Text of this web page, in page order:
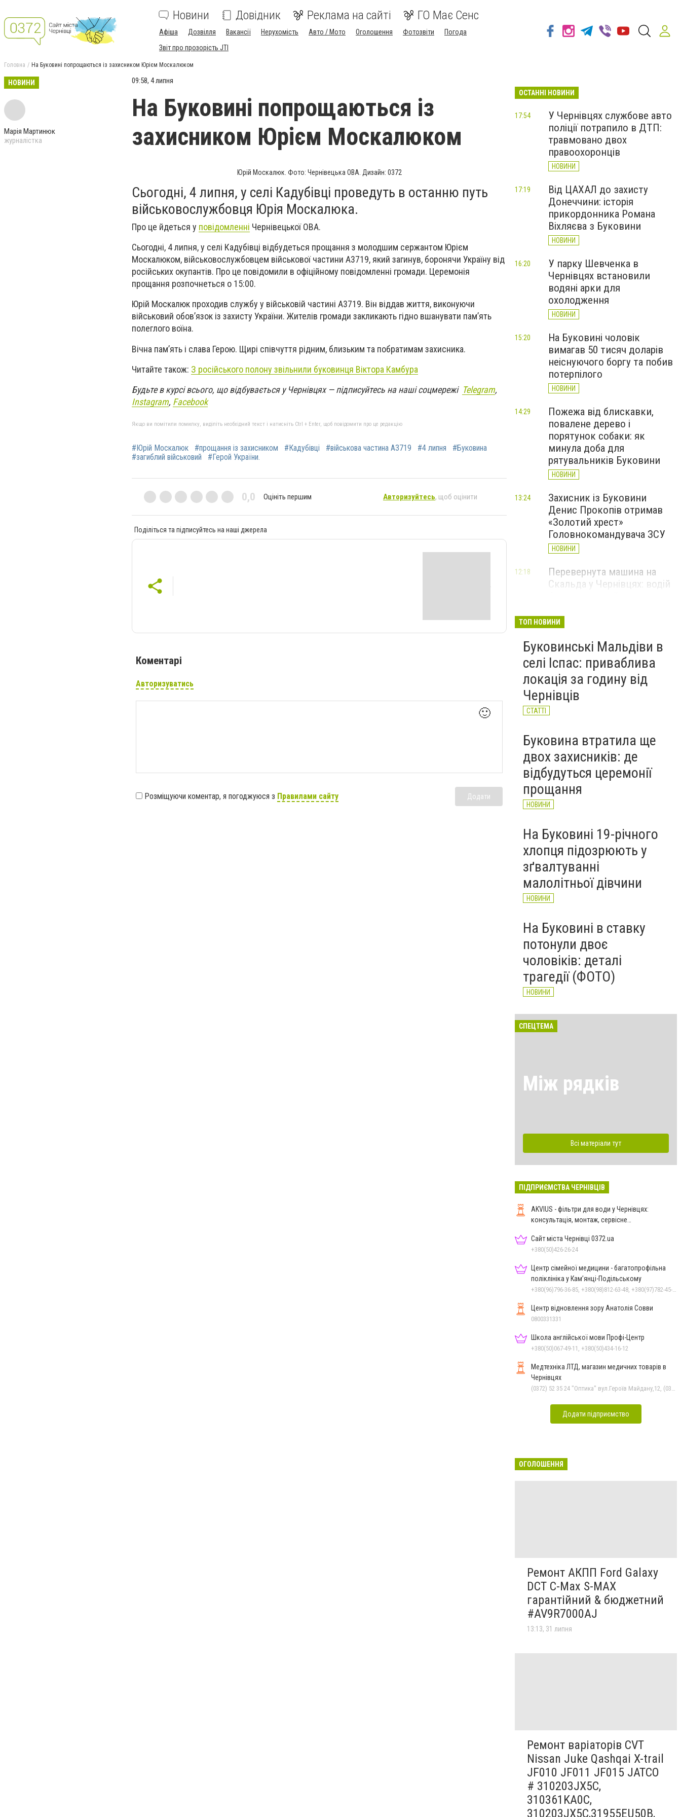
Новини Довідник Реклама на сайті ГО Має Сенс
Афіша Дозвілля Вакансії Нерухомість Авто / Мото Оголошення Фотозвіти
Погода
Звіт про прозорість JTI
Головна На Буковині попрощаються із захисником Юрієм Москалюком
НОВИНИ
Марія Мартинюк
журналістка
09:58, 4 липня
На Буковині попрощаються із
захисником Юрієм Москалюком
Юрій Москалюк. Фото: Чернівецька ОВА. Дизайн: 0372
Сьогодні, 4 липня, у селі Кадубівці проведуть в останню путь
військовослужбовця Юрія Москалюка.
Про це йдеться у повідомленні Чернівецької ОВА.
Сьогодні, 4 липня, у селі Кадубівці відбудеться прощання з молодшим сержантом Юрієм
Москалюком, військовослужбовцем військової частини А3719, який загинув, боронячи Україну від
російських окупантів. Про це повідомили в офіційному повідомленні громади. Церемонія
прощання розпочнеться о 15:00.
Юрій Москалюк проходив службу у військовій частині А3719. Він віддав життя, виконуючи
військовий обов’язок із захисту України. Жителів громади закликають гідно вшанувати пам’ять
полеглого воїна.
Вічна пам’ять і слава Герою. Щирі співчуття рідним, близьким та побратимам захисника.
Читайте також: З російського полону звільнили буковинця Віктора Камбура
Будьте в курсі всього, що відбувається у Чернівцях — підписуйтесь на наші соцмережі Telegram,
Instagram, Facebook
Якщо ви помітили помилку, виділіть необхідний текст і натисніть Ctrl + Enter, щоб повідомити про це редакцію
#Юрій Москалюк #прощання із захисником #Кадубівці #військова частина А3719 #4 липня
#Буковина
#загиблий військовий
#Герой України.
0,0 Оцініть першим Авторизуйтесь, щоб оцінити
Поділіться та підписуйтесь на наші джерела
Коментарі
Авторизуватись
🙂
Розміщуючи коментар, я погоджуюся з Правилами сайту Додати
ОСТАННІ НОВИНИ
У Чернівцях службове авто
поліції потрапило в ДТП:
травмовано двох
правоохоронців
НОВИНИ
17:54
Від ЦАХАЛ до захисту
Донеччини: історія
прикордонника Романа
Віхляєва з Буковини
НОВИНИ
17:19
У парку Шевченка в
Чернівцях встановили
водяні арки для
охолодження
НОВИНИ
16:20
На Буковині чоловік
вимагав 50 тисяч доларів
неіснуючого боргу та побив
потерпілого
НОВИНИ
15:20
Пожежа від блискавки,
повалене дерево і
порятунок собаки: як
минула доба для
рятувальників Буковини
НОВИНИ
14:29
Захисник із Буковини
Денис Прокопів отримав
«Золотий хрест»
Головнокомандувача ЗСУ
НОВИНИ
13:24
Перевернута машина на
Скальда у Чернівцях: водій
12:18
зафіксували новий
історичний температурний
максимум
НОВИНИ
ТОП НОВИНИ
Буковинські Мальдіви в
селі Іспас: приваблива
локація за годину від
Чернівців
СТАТТІ
Буковина втратила ще
двох захисників: де
відбудуться церемонії
прощання
НОВИНИ
На Буковині 19-річного
хлопця підозрюють у
зґвалтуванні
малолітньої дівчини
НОВИНИ
На Буковині в ставку
потонули двоє
чоловіків: деталі
трагедії (ФОТО)
НОВИНИ
СПЕЦТЕМА
Між рядків
Всі матеріали тут
ПІДПРИЄМСТВА ЧЕРНІВЦІВ
AKVIUS - фільтри для води у Чернівцях:
консультація, монтаж, сервісне
Сайт міста Чернівці 0372.ua
+380(50)426-26-24
Центр сімейної медицини - багатопрофільна
поліклініка у Кам’янці-Подільському
Центр відновлення зору Анатолія Совви
0800331331
Школа англійської мови Профі-Центр
+380(50)067-49-11, +380(50)434-16-12
Медтехніка ЛТД, магазин медичних товарів в
Чернівцях
Додати підприємство
ОГОЛОШЕННЯ
Ремонт АКПП Ford Galaxy
DCT C-Max S-MAX
гарантійний & бюджетний
#AV9R7000AJ
13:13, 31 липня
Ремонт варіаторів CVT
Nissan Juke Qashqai X-trail
JF010 JF011 JF015 JATCO
# 310203JX5C,
310361KA0C,
310203JX5C,31955EU50B,